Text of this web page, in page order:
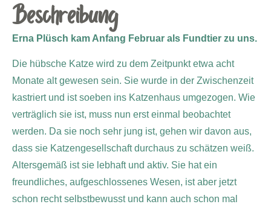
Beschreibung
Erna Plüsch kam Anfang Februar als Fundtier zu uns.
Die hübsche Katze wird zu dem Zeitpunkt etwa acht
Monate alt gewesen sein. Sie wurde in der Zwischenzeit
kastriert und ist soeben ins Katzenhaus umgezogen. Wie
verträglich sie ist, muss nun erst einmal beobachtet
werden. Da sie noch sehr jung ist, gehen wir davon aus,
dass sie Katzengesellschaft durchaus zu schätzen weiß.
Altersgemäß ist sie lebhaft und aktiv. Sie hat ein
freundliches, aufgeschlossenes Wesen, ist aber jetzt
schon recht selbstbewusst und kann auch schon mal